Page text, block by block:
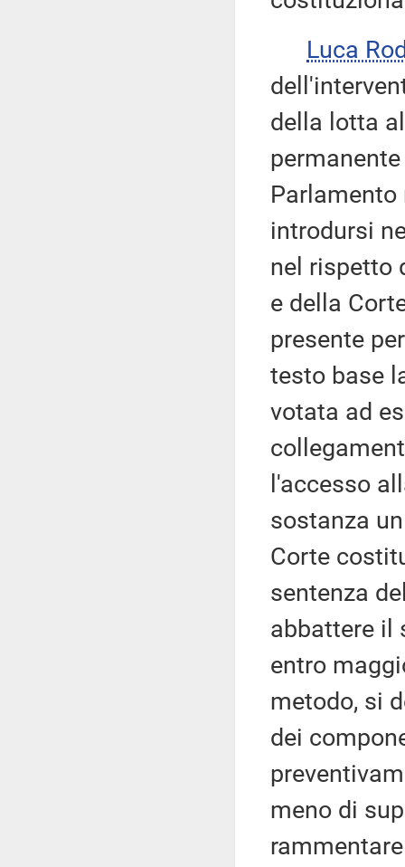
Luca
della lotta
introdursi
nel rispetto
e della
presente
testo base
votata ad
l'accesso
sostanza
Corte
sentenza
abbattere il
entro
metodo, si
dei
meno di